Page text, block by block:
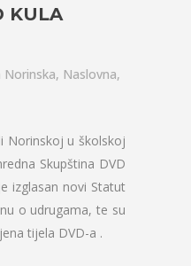
KULA
Norinska, Naslovna,
Norinskoj u školskoj
Skupština DVD
izglasan novi Statut
o udrugama, te su
tijela DVD-a .